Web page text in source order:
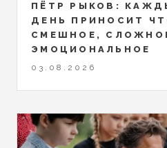
ПЁТР РЫКОВ:
ДЕНЬ ПРИНОСИТ
СМЕШНОЕ,
ЭМОЦИОНАЛЬНОЕ
03.08.2026